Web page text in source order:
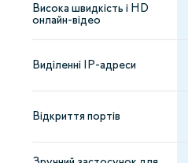
Висока швидкість і HD
онлайн-відео
Виділенні IP-адреси
Відкриття портів